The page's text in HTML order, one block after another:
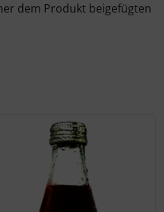
dem Produkt beigefügten
exitiert, können Sie die